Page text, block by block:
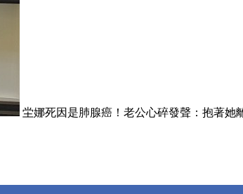
坣娜死因是肺腺癌！老公心碎發聲：抱著她